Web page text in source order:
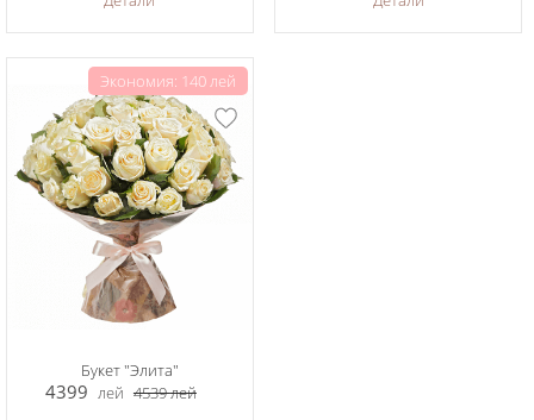
Экономия: 140 лей
Букет "Элита"
4399 лей 4539лей